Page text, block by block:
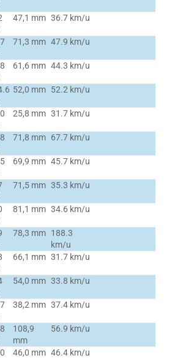
47,1 mm 36.7 km/u
71,3 mm 47.9 km/u
61,6 mm 44.3 km/u
52,0 mm 52.2 km/u
25,8 mm 31.7 km/u
71,8 mm 67.7 km/u
69,9 mm 45.7 km/u
71,5 mm 35.3 km/u
81,1 mm 34.6 km/u
78,3 mm 188.3
km/u
66,1 mm 31.7 km/u
54,0 mm 33.8 km/u
38,2 mm 37.4 km/u
108,9
mm
56.9 km/u
46,0 mm 46.4 km/u